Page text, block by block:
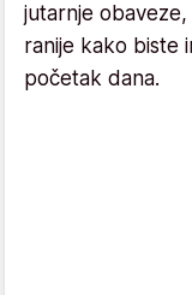
jutarnje
ranije kako biste
početak dana.